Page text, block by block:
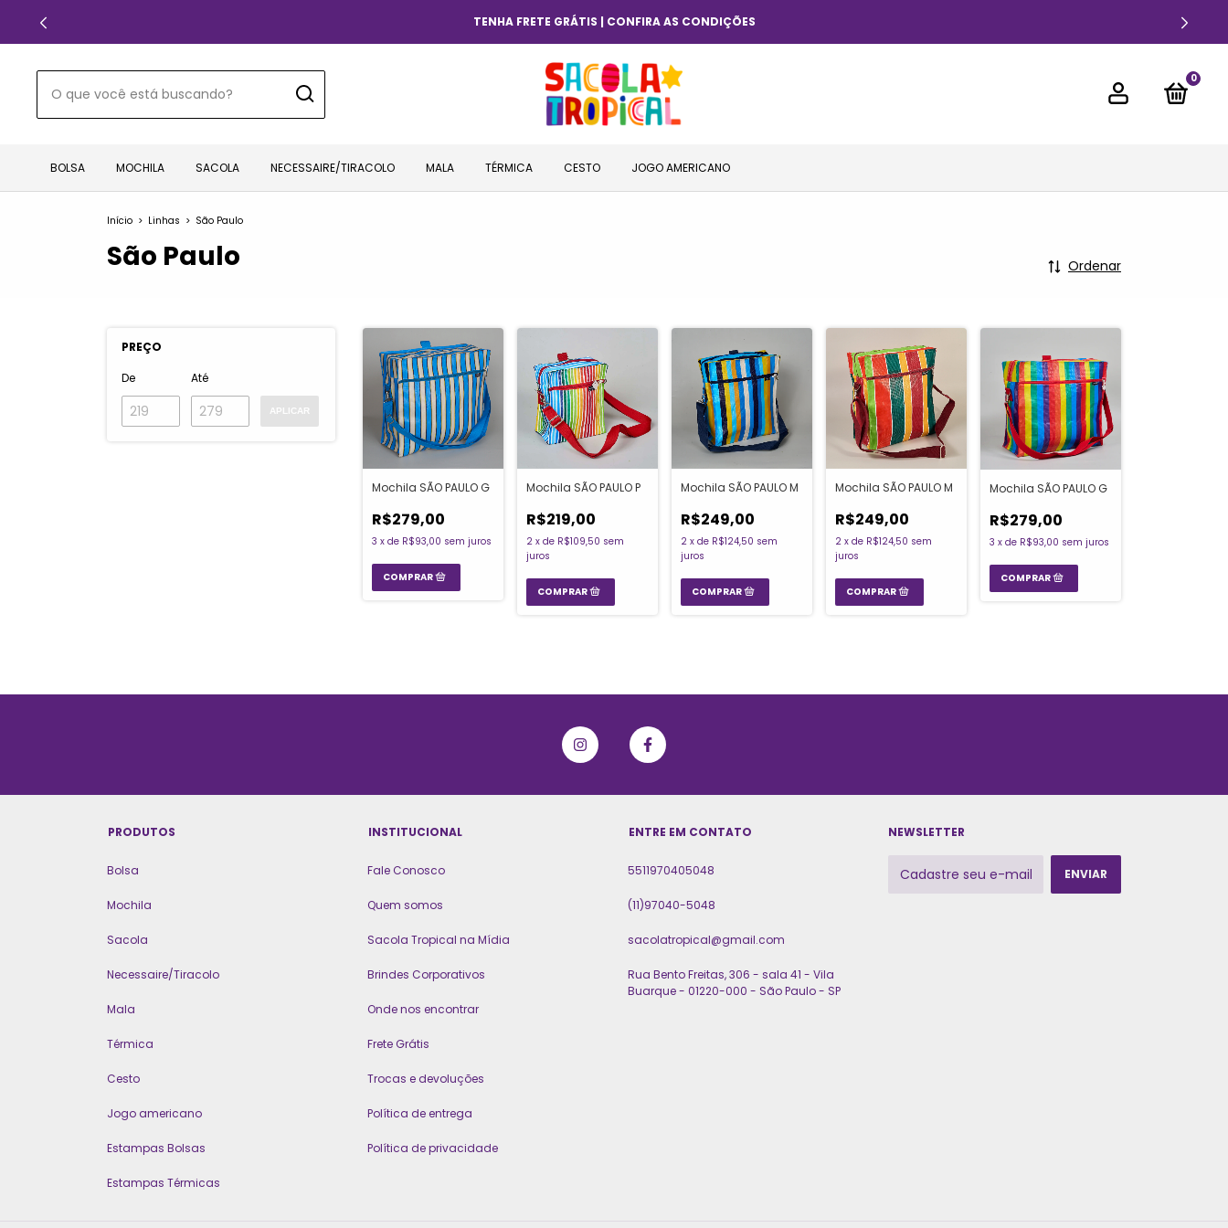
TENHA FRETE GRÁTIS | CONFIRA AS CONDIÇÕES
0
BOLSA MOCHILA SACOLA NECESSAIRE/TIRACOLO MALA TÉRMICA CESTO JOGO AMERICANO
Início > Linhas > São Paulo
São Paulo Ordenar
PREÇO
De
Até
APLICAR
Mochila SÃO PAULO G
R$279,00
3 x de R$93,00 sem juros
Mochila SÃO PAULO P
R$219,00
2 x de R$109,50 sem
juros
Mochila SÃO PAULO M
R$249,00
2 x de R$124,50 sem
juros
Mochila SÃO PAULO M
R$249,00
2 x de R$124,50 sem
juros
Mochila SÃO PAULO G
R$279,00
3 x de R$93,00 sem juros
PRODUTOS
Bolsa
Mochila
Sacola
Necessaire/Tiracolo
Mala
Térmica
Cesto
Jogo americano
Estampas Bolsas
Estampas Térmicas
INSTITUCIONAL
Fale Conosco
Quem somos
Sacola Tropical na Mídia
Brindes Corporativos
Onde nos encontrar
Frete Grátis
Trocas e devoluções
Política de entrega
Política de privacidade
ENTRE EM CONTATO
5511970405048
(11)97040-5048
sacolatropical@gmail.com
Rua Bento Freitas, 306 - sala 41 - Vila
Buarque - 01220-000 - São Paulo - SP
NEWSLETTER